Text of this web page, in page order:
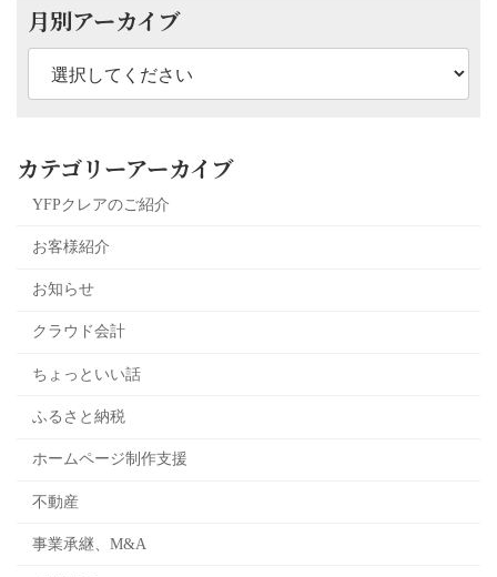
月別アーカイブ
カテゴリーアーカイブ
YFPクレアのご紹介
お客様紹介
お知らせ
クラウド会計
ちょっといい話
ふるさと納税
ホームページ制作支援
不動産
事業承継、M&A